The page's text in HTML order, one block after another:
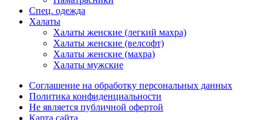
Спец. одежда
Халаты
Халаты женские (легкий махра)
Халаты женские (велсофт)
Халаты женские (махра)
Халаты мужские
Соглашение на обработку персональных данных
Политика конфиденциальности
Не является публичной офертой
Карта сайта